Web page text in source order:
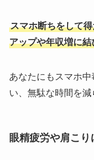
スマホ断ちをして
アップや年収増に
あなたにもスマホ
い、無駄な時間を減
眼精疲労や肩こり